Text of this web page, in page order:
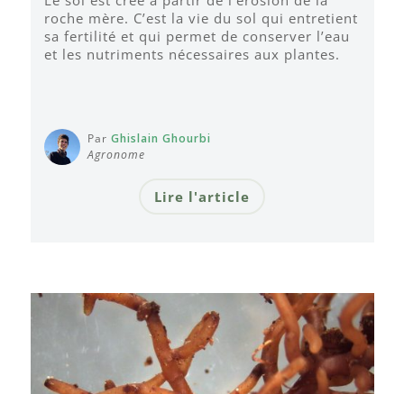
roche mère. C’est la vie du sol qui entretient
sa fertilité et qui permet de conserver l’eau
et les nutriments nécessaires aux plantes.
Par Ghislain Ghourbi
Agronome
Lire l'article